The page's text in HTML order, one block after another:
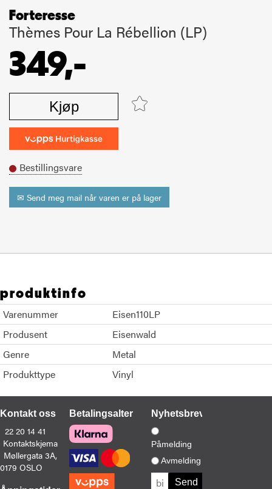
Forteresse
Thèmes Pour La Rébellion (LP)
349,-
Kjøp
Bestillingsvare
✉ Send meg mail når varen er på lager
produktinfo
Varenummer
Eisen110LP
Produsent
Eisenwald
Genre
Metal
Produkttype
Vinyl
Kontakt oss
22 20 14 41
Kontaktskjema
Møllergata 3A,
0179 OSLO
BetalingsalternativerNyhetsbrev
Påmelding
Avmelding